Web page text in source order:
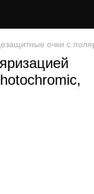
очки с